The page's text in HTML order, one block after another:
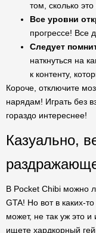
том, сколько это
Все уровни
прогрессе! Все
Следует
наткнуться на
к контенту,
Короче, отключите
нарядам! Играть без
гораздо интереснее!
Казуально,
В Pocket Chibi можно
GTA! Но вот в каких-
может, не так уж это
ищете хардкорный